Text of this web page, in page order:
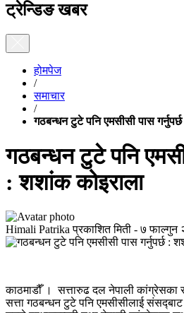
ट्रेन्डिङ खबर
होमपेज
/
समाचार
/
गठबन्धन टुटे पनि एमसीसी पास
गठबन्धन टुटे पनि
: शशांक कोइराला
Himali Patrika प्रकाशित मिती - ७ फाल्गुन
काठमाडौँ । सत्तारुढ दल नेपाली कांग्रेसका
सत्ता गठबन्धन टुटे पनि एमसीसीलाई संसद्‍बाट